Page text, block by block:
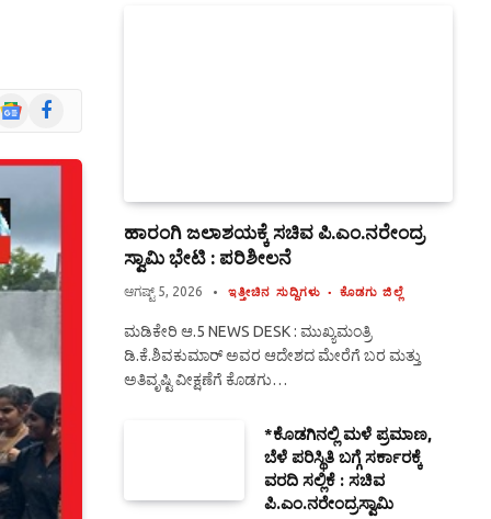
Facebook
ಹಾರಂಗಿ ಜಲಾಶಯಕ್ಕೆ ಸಚಿವ ಪಿ.ಎಂ.ನರೇಂದ್ರ
ಸ್ವಾಮಿ ಭೇಟಿ : ಪರಿಶೀಲನೆ
ಆಗಷ್ಟ್ 5, 2026 ಇತ್ತೀಚಿನ ಸುದ್ದಿಗಳು ಕೊಡಗು ಜಿಲ್ಲೆ
ಮಡಿಕೇರಿ ಆ.5 NEWS DESK : ಮುಖ್ಯಮಂತ್ರಿ
ಡಿ.ಕೆ.ಶಿವಕುಮಾರ್ ಅವರ ಆದೇಶದ ಮೇರೆಗೆ ಬರ ಮತ್ತು
ಅತಿವೃಷ್ಟಿ ವೀಕ್ಷಣೆಗೆ ಕೊಡಗು…
*ಕೊಡಗಿನಲ್ಲಿ ಮಳೆ ಪ್ರಮಾಣ,
ಬೆಳೆ ಪರಿಸ್ಥಿತಿ ಬಗ್ಗೆ ಸರ್ಕಾರಕ್ಕೆ
ವರದಿ ಸಲ್ಲಿಕೆ : ಸಚಿವ
ಪಿ.ಎಂ.ನರೇಂದ್ರಸ್ವಾಮಿ